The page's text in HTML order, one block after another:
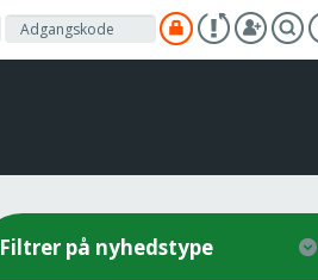
Filtrer på nyhedstype